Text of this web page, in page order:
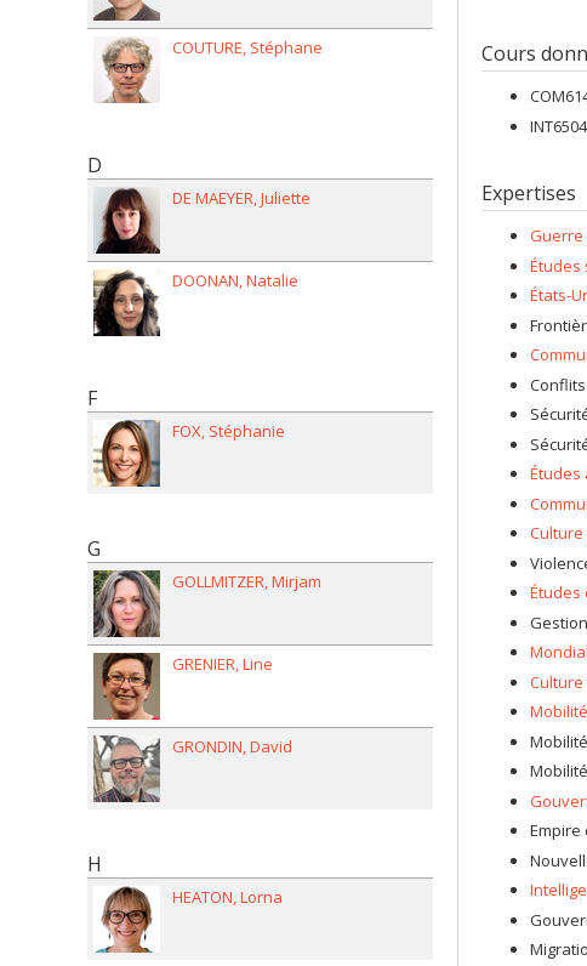
Cours
Expertises
Études
États-
Études
Études
Mobilité
Empire
COUTURE Stéphane
D
DE MAEYER Juliette
DOONAN Natalie
F
FOX Stéphanie
G
GOLLMITZER Mirjam
GRENIER Line
GRONDIN David
H
HEATON Lorna